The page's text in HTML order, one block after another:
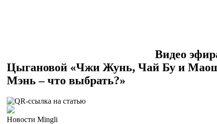
Видео
Цыгановой «Чжи Жунь, Чай Бу и
Мэнь – что выбрать?»
Новости Mingli